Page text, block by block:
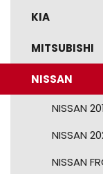
KIA
MITSUBISHI
NISSAN
NISSAN
NISSAN
NISSAN